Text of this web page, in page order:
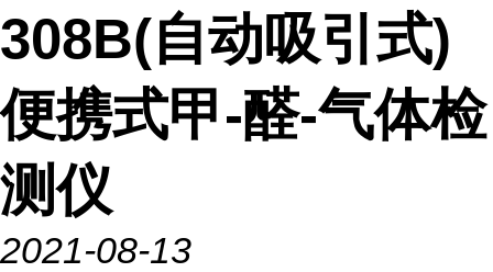
308B(自动吸引式)
便携式甲-醛-气体检
测仪
2021-08-13